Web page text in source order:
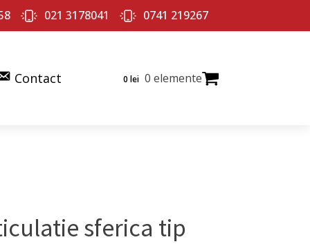
021 3178041 0741 219267
Contact 0 lei 0 elemente
sferica tip